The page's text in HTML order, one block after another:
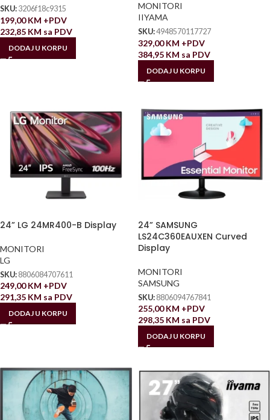
SKU: 3206f18c9315
199,00KM +PDV
232,85 KM sa PDV
DODAJ U KORPU
MONITORI
IIYAMA
SKU:4948570117727
329,00KM +PDV
384,95 KM sa PDV
DODAJ U KORPU
24” LG 24MR400-B Display
MONITORI
LG
SKU: 8806084707611
249,00KM +PDV
291,35 KM sa PDV
DODAJ U KORPU
24” SAMSUNG
LS24C360EAUXEN Curved
Display
MONITORI
SAMSUNG
SKU: 8806094767841
255,00KM +PDV
298,35 KM sa PDV
DODAJ U KORPU